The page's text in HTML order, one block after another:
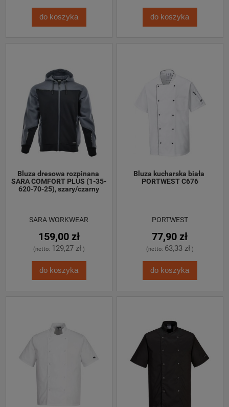
do koszyka do koszyka
Bluza dresowa rozpinana
SARA COMFORT PLUS (1-35-
620-70-25), szary/czarny
SARA WORKWEAR
159,00 zł
(netto: 129,27 zł)
do koszyka
Bluza kucharska biała
PORTWEST C676
PORTWEST
77,90 zł
(netto: 63,33 zł)
do koszyka